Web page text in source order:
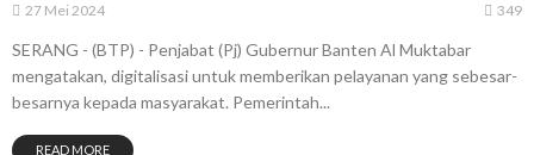
27 Mei 2024 349
SERANG - (BTP) - Penjabat (Pj) Gubernur Banten Al Muktabar
mengatakan, digitalisasi untuk memberikan pelayanan yang sebesar-
besarnya kepada masyarakat. Pemerintah...
READ MORE